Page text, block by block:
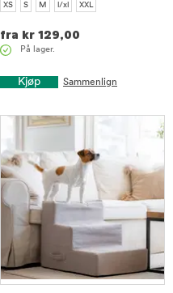
XS S M l/xl XXL
fra kr 129,00
På lager.
Kjøp Sammenlign